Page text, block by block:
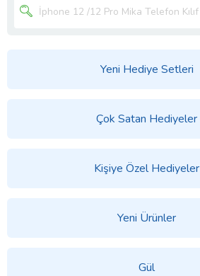
Yeni Hediye Setleri
Çok Satan Hediyeler
Kişiye Özel Hediyeler
Yeni Ürünler
Gül